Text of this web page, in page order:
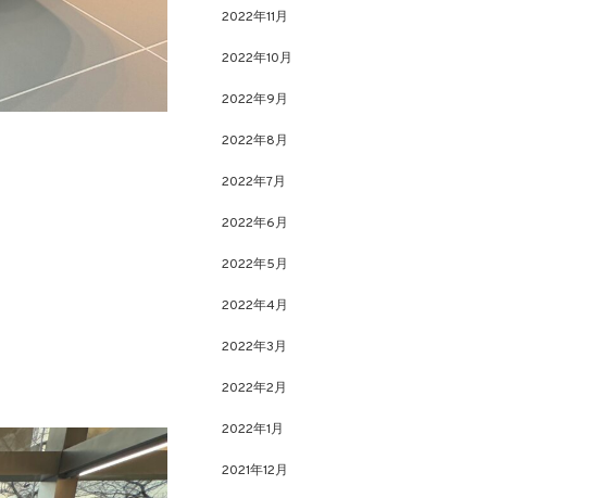
2022年11月
2022年10月
2022年9月
2022年8月
2022年7月
2022年6月
2022年5月
2022年4月
2022年3月
2022年2月
2022年1月
2021年12月